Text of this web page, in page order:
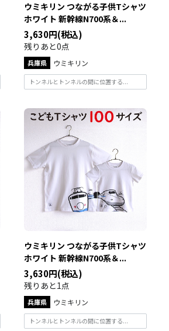
ウミキリン つながる子供Tシャツ
ホワイト 新幹線N700系＆...
3,630円(税込)
残りあと0点
兵庫県 ウミキリン
トンネルとトンネルの間に位置する...
ウミキリン つながる子供Tシャツ
ホワイト 新幹線N700系＆...
3,630円(税込)
残りあと1点
兵庫県 ウミキリン
トンネルとトンネルの間に位置する...